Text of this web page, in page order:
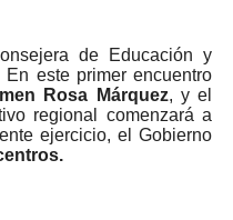
de Educación y
este primer encuentro
Rosa Márquez, y el
regional comenzará a
ejercicio, el Gobierno